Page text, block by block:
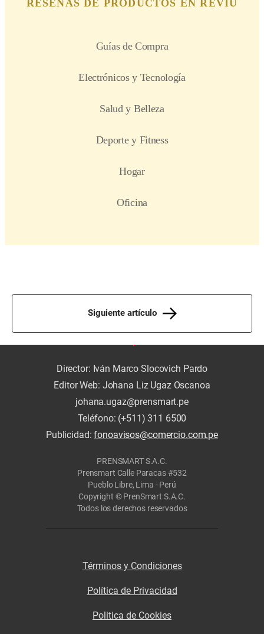
Siguiente artículo
Director: Iván Marco Slocovich Pardo
Editor Web: Johana Liz Ugaz Oscanoa
johana.ugaz@prensmart.pe
Teléfono: (+511) 311 6500
Publicidad:fonoavisos@comercio.com.pe
PRENSMART S.A.C.
Prensmart Calle Paracas #532
Pueblo Libre, Lima - Perú
Copyright © PrenSmart S.A.C.
Todos los derechos reservados
Términos y Condiciones
Política de Privacidad
Politica de Cookies